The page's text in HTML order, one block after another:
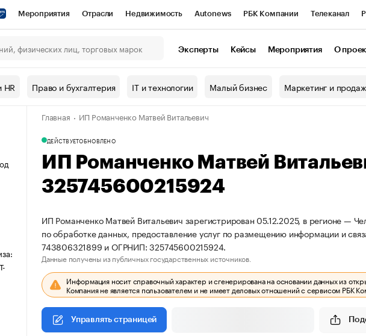
Мероприятия Отрасли Недвижимость Autonews РБК Компании Телеканал
СПб Спецпроекты Проверка контрагентов
Рынок наличной валюты
Эксперты Кейсы Мероприятия О
Право и бухгалтерия IT и технологии Малый бизнес Маркетинг и
Главная ИП Романченко Матвей Витальевич
ДЕЙСТВУЕТОБНОВЛЕНО
ИП Романченко Матвей
325745600215924
ИП Романченко Матвей Витальевич зарегистрирован 05.12.2025, в регионе —
по обработке данных, предоставление услуг по размещению информации и
743806321899 и ОГРНИП: 325745600215924.
Данные получены из публичных государственных источников.
Информация носит справочный характер и сгенерирована на основании данных из
Компания не является пользователем и не имеет деловых отношений с сервисом РБК
Управлять страницей